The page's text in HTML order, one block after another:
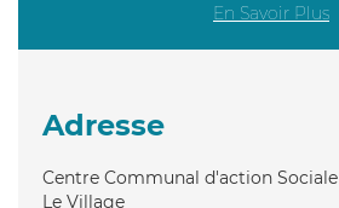
En Savoir Plus
Adresse
Centre Communal d'action Sociale
Le Village